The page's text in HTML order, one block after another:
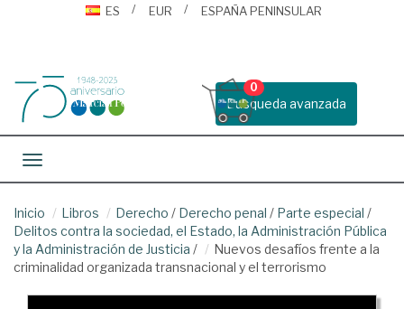
ES
EUR ESPAÑA PENINSULAR
Busqueda avanzada
0
Toggle navigation
Inicio Libros Derecho / Derecho penal / Parte especial /
Delitos contra la sociedad, el Estado, la Administración Pública
y la Administración de Justicia /
Nuevos desafíos frente a la
criminalidad organizada transnacional y el terrorismo